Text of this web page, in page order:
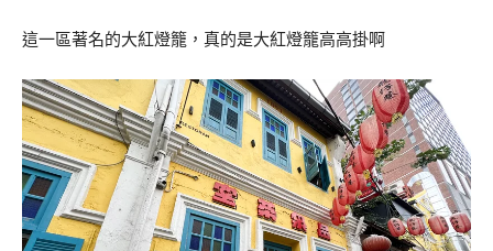
這一區著名的大紅燈籠，真的是大紅燈籠高高掛啊